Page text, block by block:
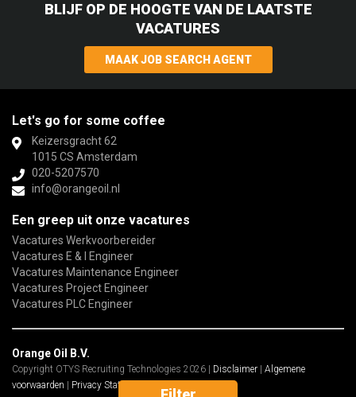
BLIJF OP DE HOOGTE VAN DE LAATSTE
VACATURES
MAAK JOB SEARCH AGENT
Let's go for some coffee
Keizersgracht 62
1015 CS Amsterdam
020-5207570
info@orangeoil.nl
Een greep uit onze vacatures
Vacatures Werkvoorbereider
Vacatures E & I Engineer
Vacatures Maintenance Engineer
Vacatures Project Engineer
Vacatures PLC Engineer
Orange Oil B.V.
Copyright OTYS Recruiting Technologies 2026 | Disclaimer
Algemene
voorwaarden
Privacy Statement